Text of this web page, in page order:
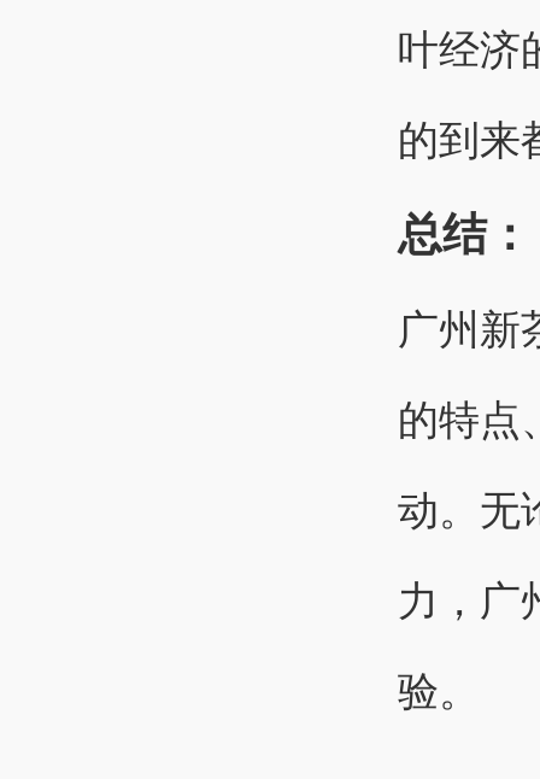
叶经济
的到来
总结：
广州新
的特点
动。无
力，广
验。